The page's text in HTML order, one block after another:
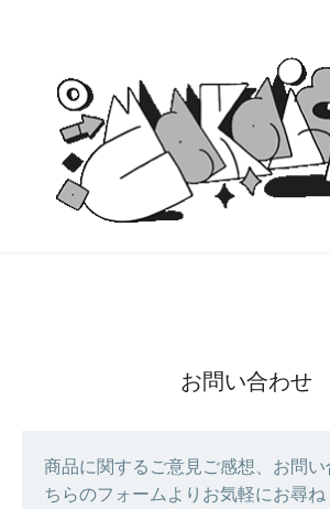
お問い合わせ
商品に関するご意見ご感想、お問い
ちらのフォームよりお気軽にお尋ね